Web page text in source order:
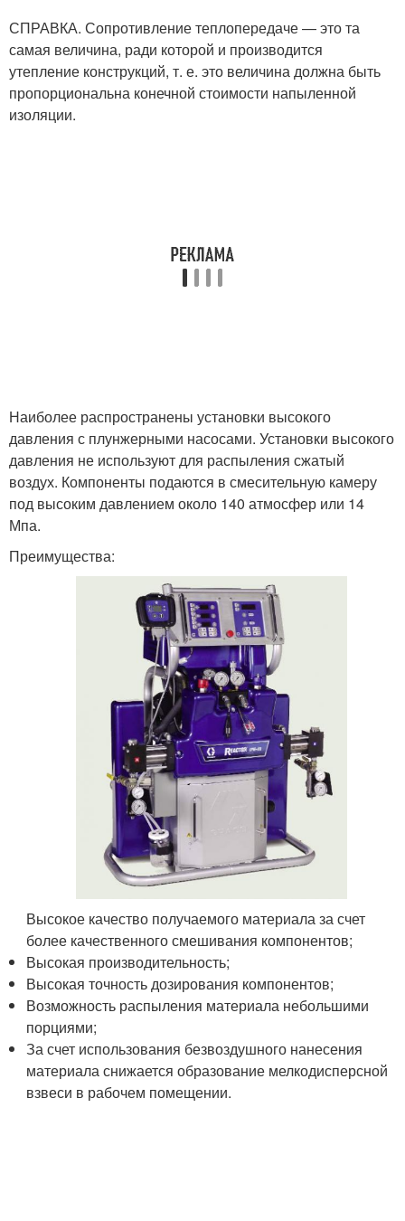
СПРАВКА. Сопротивление теплопередаче — это та
самая величина, ради которой и производится
утепление конструкций, т. е. это величина должна быть
пропорциональна конечной стоимости напыленной
изоляции.
Наиболее распространены установки высокого
давления с плунжерными насосами. Установки высокого
давления не используют для распыления сжатый
воздух. Компоненты подаются в смесительную камеру
под высоким давлением около 140 атмосфер или 14
Мпа.
Преимущества:
Высокое качество получаемого материала за счет
более качественного смешивания компонентов;
Высокая производительность;
Высокая точность дозирования компонентов;
Возможность распыления материала небольшими
порциями;
За счет использования безвоздушного нанесения
материала снижается образование мелкодисперсной
взвеси в рабочем помещении.